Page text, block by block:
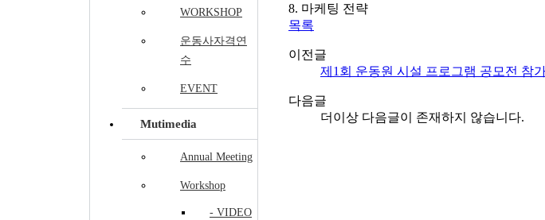
WORKSHOP
운동사자격연
수
EVENT
Mutimedia
Annual Meeting
Workshop
- VIDEO
8. 마케팅 전략
목록
이전글
제1회 운동원 시설 프로그램 공모전 참
다음글
더이상 다음글이 존재하지 않습니다.